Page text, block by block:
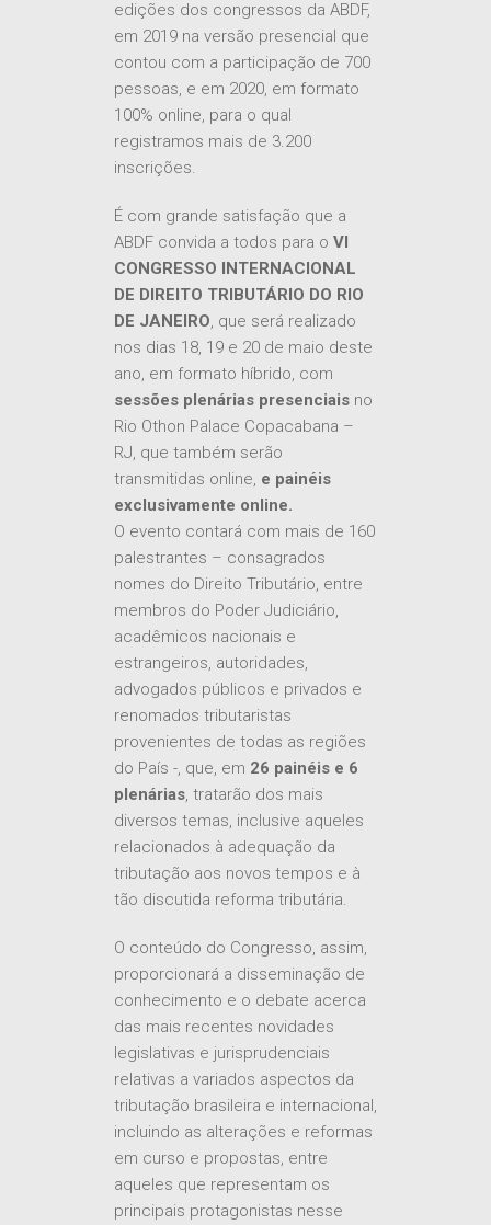
edições dos congressos da ABDF,
em 2019 na versão presencial que
contou com a participação de 700
pessoas, e em 2020, em formato
100% online, para o qual
registramos mais de 3.200
inscrições.
É com grande satisfação que a
ABDF convida a todos para o VI
CONGRESSO INTERNACIONAL
DE DIREITO TRIBUTÁRIO DO RIO
DE JANEIRO, que será realizado
nos dias 18, 19 e 20 de maio deste
ano, em formato híbrido, com
sessões plenárias presenciais no
Rio Othon Palace Copacabana –
RJ, que também serão
transmitidas online, e painéis
exclusivamente online.
O evento contará com mais de 160
palestrantes – consagrados
nomes do Direito Tributário, entre
membros do Poder Judiciário,
acadêmicos nacionais e
estrangeiros, autoridades,
advogados públicos e privados e
renomados tributaristas
provenientes de todas as regiões
do País -, que, em 26 painéis e 6
plenárias, tratarão dos mais
diversos temas, inclusive aqueles
relacionados à adequação da
tributação aos novos tempos e à
tão discutida reforma tributária.
O conteúdo do Congresso, assim,
proporcionará a disseminação de
conhecimento e o debate acerca
das mais recentes novidades
legislativas e jurisprudenciais
relativas a variados aspectos da
tributação brasileira e internacional,
incluindo as alterações e reformas
em curso e propostas, entre
aqueles que representam os
principais protagonistas nesse